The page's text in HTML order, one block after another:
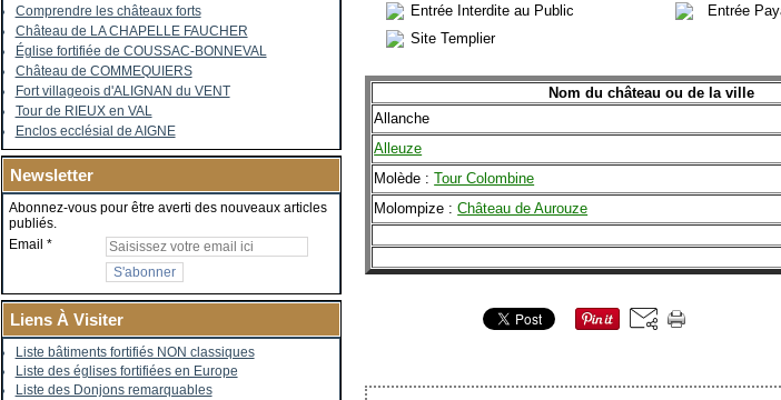
Comprendre les châteaux forts
Château de LA CHAPELLE FAUCHER
Église fortifiée de COUSSAC-BONNEVAL
Château de COMMEQUIERS
Fort villageois d'ALIGNAN du VENT
Tour de RIEUX en VAL
Enclos ecclésial de AIGNE
Newsletter
Abonnez-vous pour être averti des nouveaux articles
publiés.
Email
Liens À Visiter
Liste bâtiments fortifiés NON classiques
Liste des églises fortifiées en Europe
Liste des Donjons remarquables
Entrée Interdite au Public
Entrée
Site Templier
Nom du château ou de la ville
Allanche
Alleuze
Molède :Tour Colombine
Molompize :Château de Aurouze